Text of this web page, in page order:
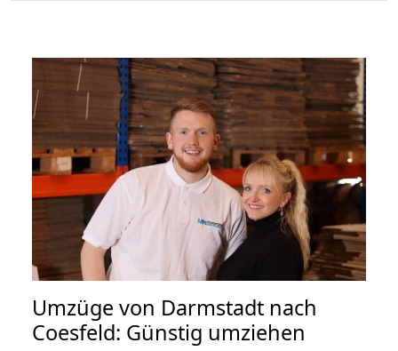
Umzüge von Darmstadt nach
Coesfeld: Günstig umziehen